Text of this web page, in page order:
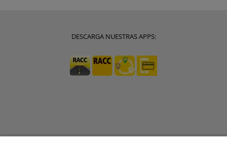
DESCARGA NUESTRAS APPS: